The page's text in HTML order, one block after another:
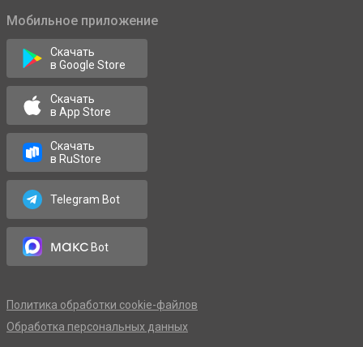
Мобильное приложение
Скачать
в Google Store
Скачать
в App Store
Скачать
в RuStore
Telegram Bot
максBot
Политика обработки cookie-файлов
Обработка персональных данных